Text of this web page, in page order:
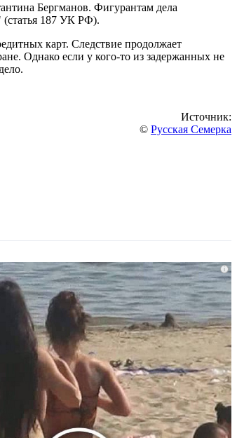
Бергманов. Фигурантам дела
(статья 187 УК РФ).
карт. Следствие продолжает
Однако если у кого-то из задержанных не
Источник:
© Русская Семерка
i